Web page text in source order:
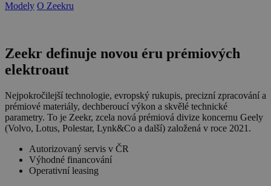
Modely O Zeekru
Zeekr definuje novou éru prémiových
elektroaut
Nejpokročilejší technologie, evropský rukupis, precizní zpracování a
prémiové materiály, dechberoucí výkon a skvělé technické
parametry. To je Zeekr, zcela nová prémiová divize koncernu Geely
(Volvo, Lotus, Polestar, Lynk&Co a další) založená v roce 2021.
Autorizovaný servis v ČR
Výhodné financování
Operativní leasing